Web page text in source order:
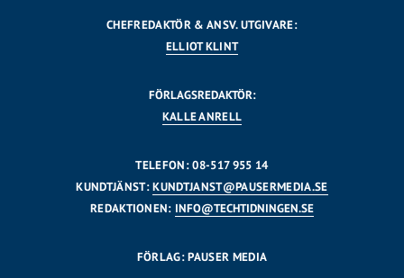
CHEFREDAKTÖR & ANSV. UTGIVARE:
ELLIOT KLINT
FÖRLAGSREDAKTÖR:
KALLE ANRELL
TELEFON: 08-517 955 14
KUNDTJÄNST:KUNDTJANST@PAUSERMEDIA.SE
REDAKTIONEN: INFO@TECHTIDNINGEN.SE
FÖRLAG: PAUSER MEDIA